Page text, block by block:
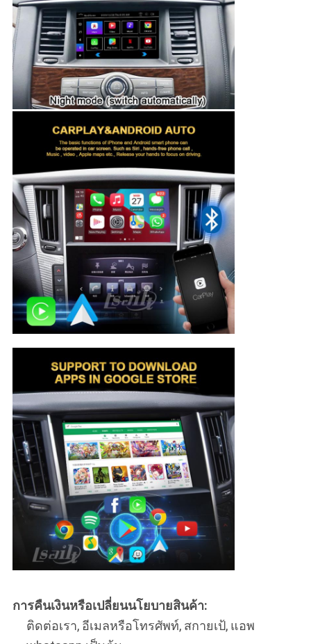
การคืนเงินหรือเปลี่ยนนโยบายสินค้า:
ติดต่อเรา, อีเมลหรือโทรศัพท์, สกายเป้, แอพ